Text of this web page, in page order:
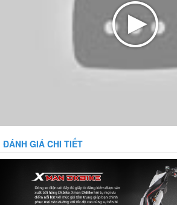
ĐÁNH GIÁ CHI TIẾT